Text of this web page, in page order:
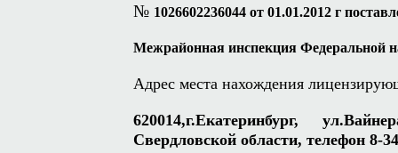
№ 1026602236044 от 01.01.2012 г
Межрайонная инспекция Федеральной
Адрес места нахождения
620014,г.Екатеринбург,
Свердловской области, телефон 8-